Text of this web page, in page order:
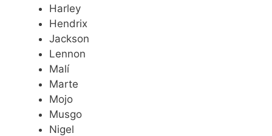
Harley
Hendrix
Jackson
Lennon
Malí
Marte
Mojo
Musgo
Nigel